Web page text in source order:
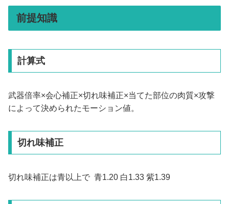
前提知識
計算式
武器倍率×会心補正×切れ味補正×当てた部位の肉質×攻撃
によって決められたモーション値。
切れ味補正
切れ味補正は青以上で 青1.20 白1.33 紫1.39